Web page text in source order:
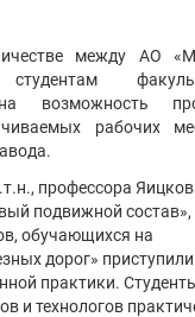
между АО
возможность
рабочих
профессора
подвижной состав»,
обучающихся на
дорог»
практики.
и технологов